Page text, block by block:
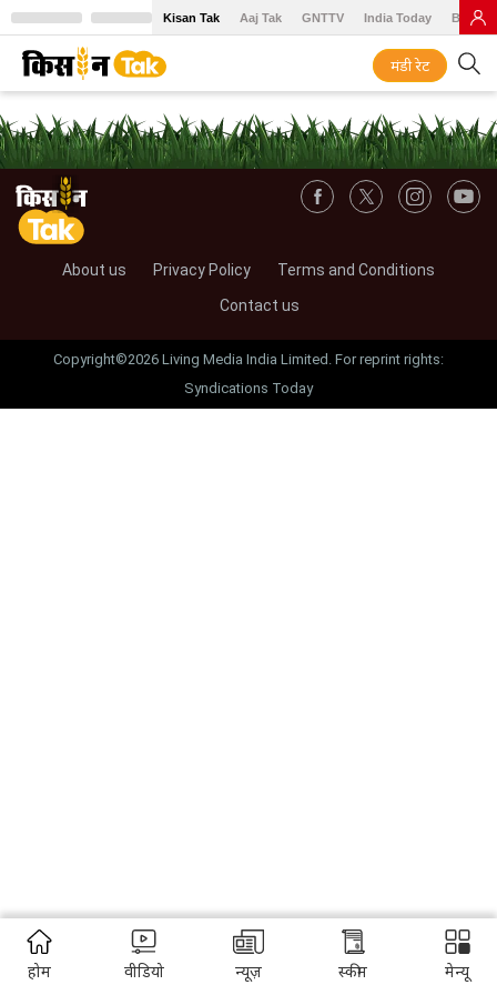
Kisan Tak Aaj Tak GNTTV India Today BT
मंडी रेट
About us Privacy Policy
Terms and Conditions
Contact us
Copyright©2026 Living Media India Limited. For reprint rights:
Syndications Today
होम वीडियो न्यूज़ स्कीम मेन्यू